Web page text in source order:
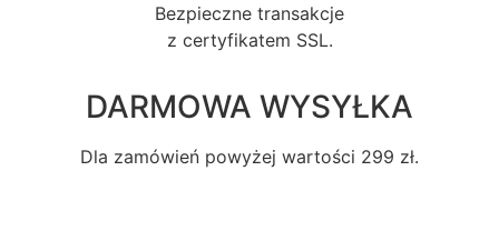
Bezpieczne transakcje
z certyfikatem SSL.
DARMOWA WYSYŁKA
Dla zamówień powyżej wartości 299 zł.